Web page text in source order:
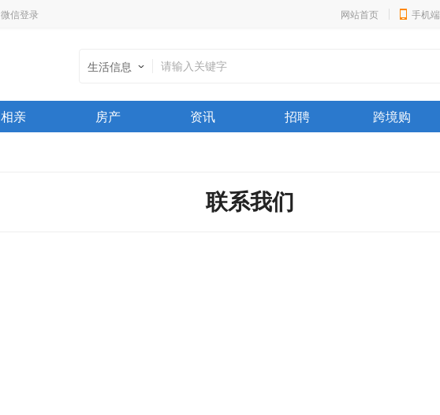
微信登录 网站首页 手机端
生活信息
相亲 房产 资讯 招聘 跨境购
联系我们